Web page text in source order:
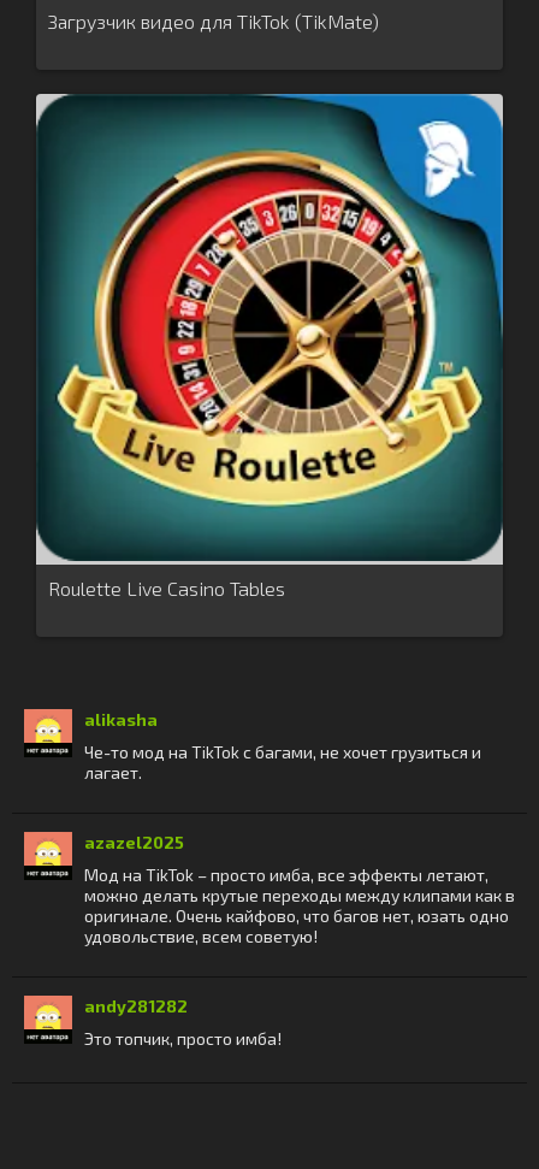
Загрузчик видео для TikTok (TikMate)
Roulette Live Casino Tables
alikasha
Че-то мод на TikTok с багами, не хочет грузиться и
лагает.
azazel2025
Мод на TikTok – просто имба, все эффекты летают,
можно делать крутые переходы между клипами как в
оригинале. Очень кайфово, что багов нет, юзать одно
удовольствие, всем советую!
andy281282
Это топчик, просто имба!